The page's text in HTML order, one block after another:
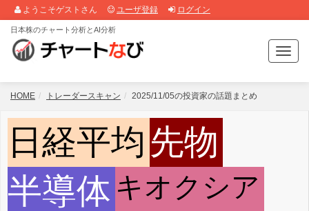
ようこそゲストさん ユーザ登録 ログイン
T
o
g
日本株のチャート分析とAI分析
HOME トレーダースキャン 2025/11/05の投資家の話題まとめ
日経平均 先物
半導体 キオクシア